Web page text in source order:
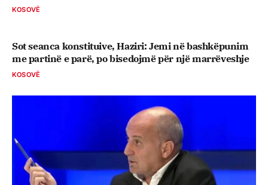
KOSOVË
Sot seanca konstituive, ​Haziri: Jemi në bashkëpunim
me partinë e parë, po bisedojmë për një marrëveshje
KOSOVË